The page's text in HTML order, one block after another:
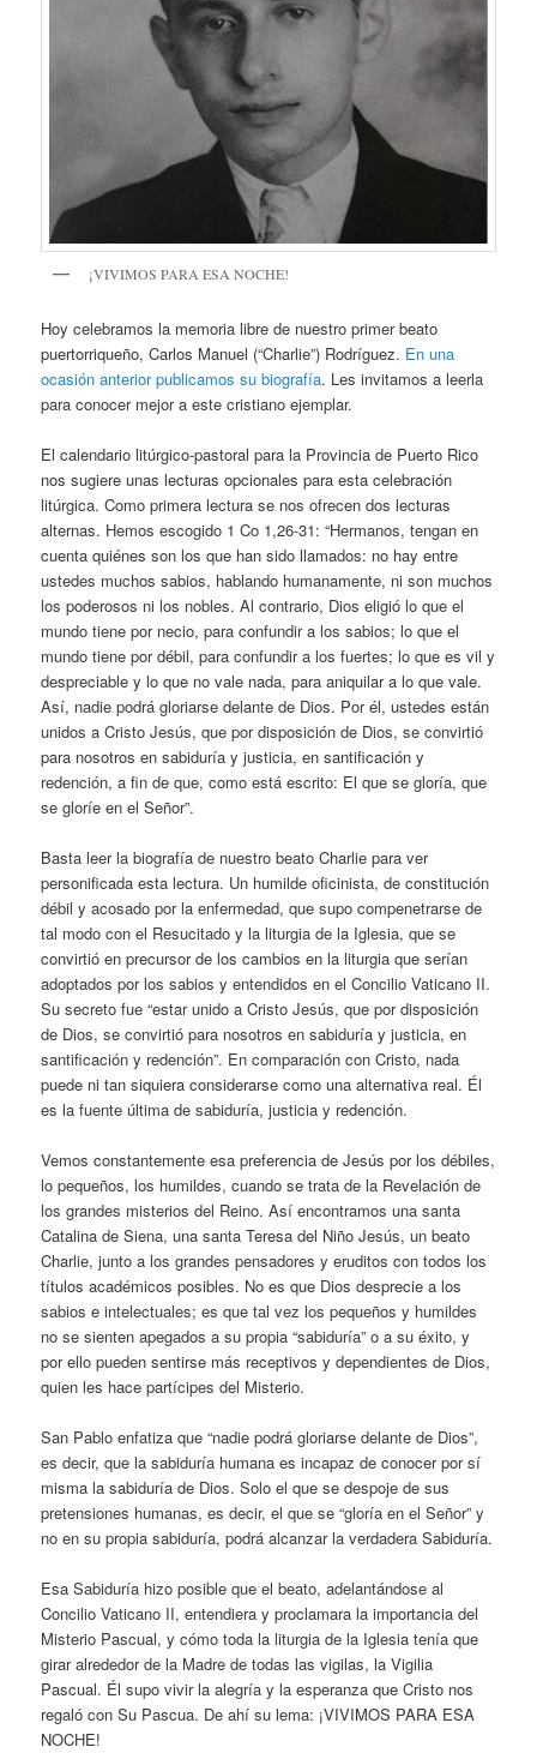
¡VIVIMOS PARA ESA NOCHE!
Hoy celebramos la memoria libre de nuestro primer beato
puertorriqueño, Carlos Manuel (“Charlie”) Rodríguez. En una
ocasión anterior publicamos su biografía. Les invitamos a leerla
para conocer mejor a este cristiano ejemplar.
El calendario litúrgico-pastoral para la Provincia de Puerto Rico
nos sugiere unas lecturas opcionales para esta celebración
litúrgica. Como primera lectura se nos ofrecen dos lecturas
alternas. Hemos escogido 1 Co 1,26-31: “Hermanos, tengan en
cuenta quiénes son los que han sido llamados: no hay entre
ustedes muchos sabios, hablando humanamente, ni son muchos
los poderosos ni los nobles. Al contrario, Dios eligió lo que el
mundo tiene por necio, para confundir a los sabios; lo que el
mundo tiene por débil, para confundir a los fuertes; lo que es vil y
despreciable y lo que no vale nada, para aniquilar a lo que vale.
Así, nadie podrá gloriarse delante de Dios. Por él, ustedes están
unidos a Cristo Jesús, que por disposición de Dios, se convirtió
para nosotros en sabiduría y justicia, en santificación y
redención, a fin de que, como está escrito: El que se gloría, que
se gloríe en el Señor”.
Basta leer la biografía de nuestro beato Charlie para ver
personificada esta lectura. Un humilde oficinista, de constitución
débil y acosado por la enfermedad, que supo compenetrarse de
tal modo con el Resucitado y la liturgia de la Iglesia, que se
convirtió en precursor de los cambios en la liturgia que serían
adoptados por los sabios y entendidos en el Concilio Vaticano II.
Su secreto fue “estar unido a Cristo Jesús, que por disposición
de Dios, se convirtió para nosotros en sabiduría y justicia, en
santificación y redención”. En comparación con Cristo, nada
puede ni tan siquiera considerarse como una alternativa real. Él
es la fuente última de sabiduría, justicia y redención.
Vemos constantemente esa preferencia de Jesús por los débiles,
lo pequeños, los humildes, cuando se trata de la Revelación de
los grandes misterios del Reino. Así encontramos una santa
Catalina de Siena, una santa Teresa del Niño Jesús, un beato
Charlie, junto a los grandes pensadores y eruditos con todos los
títulos académicos posibles. No es que Dios desprecie a los
sabios e intelectuales; es que tal vez los pequeños y humildes
no se sienten apegados a su propia “sabiduría” o a su éxito, y
por ello pueden sentirse más receptivos y dependientes de Dios,
quien les hace partícipes del Misterio.
San Pablo enfatiza que “nadie podrá gloriarse delante de Dios”,
es decir, que la sabiduría humana es incapaz de conocer por sí
misma la sabiduría de Dios. Solo el que se despoje de sus
pretensiones humanas, es decir, el que se “gloría en el Señor” y
no en su propia sabiduría, podrá alcanzar la verdadera Sabiduría.
Esa Sabiduría hizo posible que el beato, adelantándose al
Concilio Vaticano II, entendiera y proclamara la importancia del
Misterio Pascual, y cómo toda la liturgia de la Iglesia tenía que
girar alrededor de la Madre de todas las vigilas, la Vigilia
Pascual. Él supo vivir la alegría y la esperanza que Cristo nos
regaló con Su Pascua. De ahí su lema: ¡VIVIMOS PARA ESA
NOCHE!